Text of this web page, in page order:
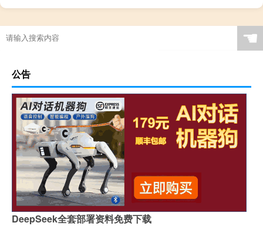
☚
公告
DeepSeek全套部署资料免费下载